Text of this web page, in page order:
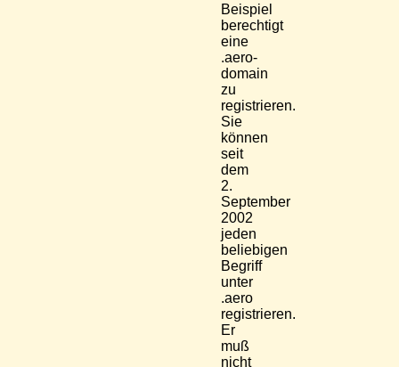
Beispiel
berechtigt
eine
.aero-
domain
zu
registrieren.
Sie
können
seit
dem
2.
September
2002
jeden
beliebigen
Begriff
unter
.aero
registrieren.
Er
muß
nicht